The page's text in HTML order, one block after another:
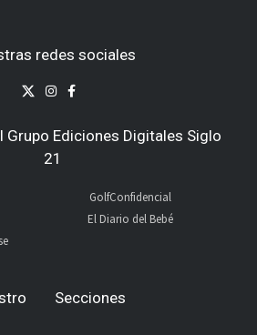
redes sociales
Ediciones Digitales Siglo
21
GolfConfidencial
El Diario del Bebé
Secciones